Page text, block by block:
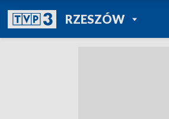
RZESZÓWPOWRÓT DO
TVP REGIONY